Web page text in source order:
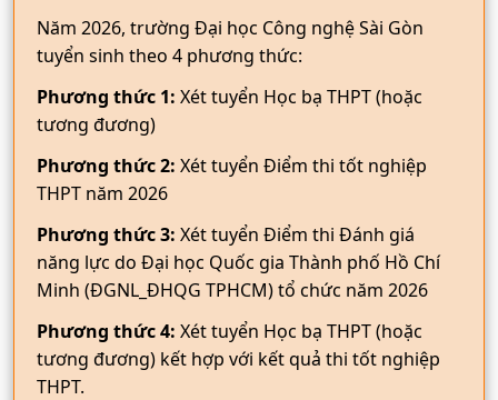
Năm 2026, trường Đại học Công nghệ Sài Gòn
tuyển sinh theo 4 phương thức:
Phương thức 1: Xét tuyển Học bạ THPT (hoặc
tương đương)
Phương thức 2: Xét tuyển Điểm thi tốt nghiệp
THPT năm 2026
Phương thức 3: Xét tuyển Điểm thi Đánh giá
năng lực do Đại học Quốc gia Thành phố Hồ Chí
Minh (ĐGNL_ĐHQG TPHCM) tổ chức năm 2026
Phương thức 4: Xét tuyển Học bạ THPT (hoặc
tương đương) kết hợp với kết quả thi tốt nghiệp
THPT.